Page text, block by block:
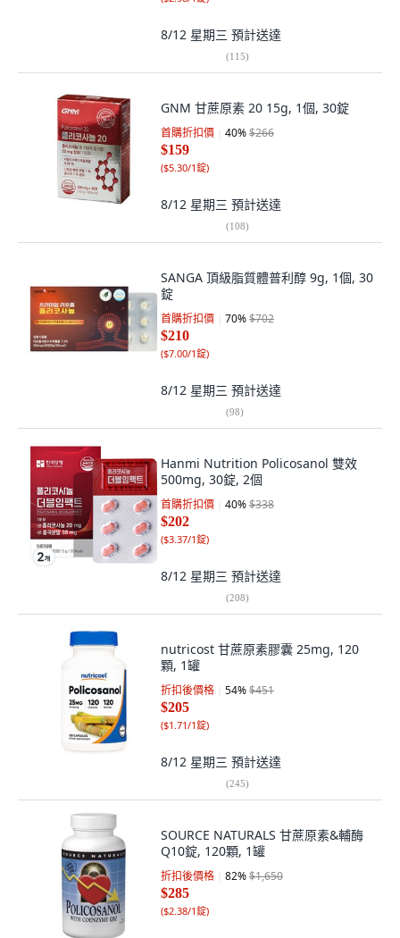
8/12 星期三 預計送達
(115)
GNM 甘蔗原素 20 15g, 1個, 30錠
首購折扣價 40%$266
$159
($5.30/1錠)
8/12 星期三 預計送達
(108)
SANGA 頂級脂質體普利醇 9g, 1個, 30
錠
首購折扣價 70%$702
$210
($7.00/1錠)
8/12 星期三 預計送達
(98)
Hanmi Nutrition Policosanol 雙效
500mg, 30錠, 2個
首購折扣價 40%$338
$202
($3.37/1錠)
8/12 星期三 預計送達
(208)
nutricost 甘蔗原素膠囊 25mg, 120
顆, 1罐
折扣後價格 54%$451
$205
($1.71/1錠)
8/12 星期三 預計送達
(245)
SOURCE NATURALS 甘蔗原素&輔酶
Q10錠, 120顆, 1罐
折扣後價格 82%$1,650
$285
($2.38/1錠)